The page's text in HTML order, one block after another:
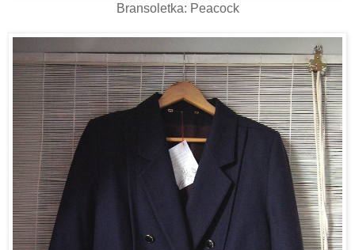
Bransoletka: Peacock